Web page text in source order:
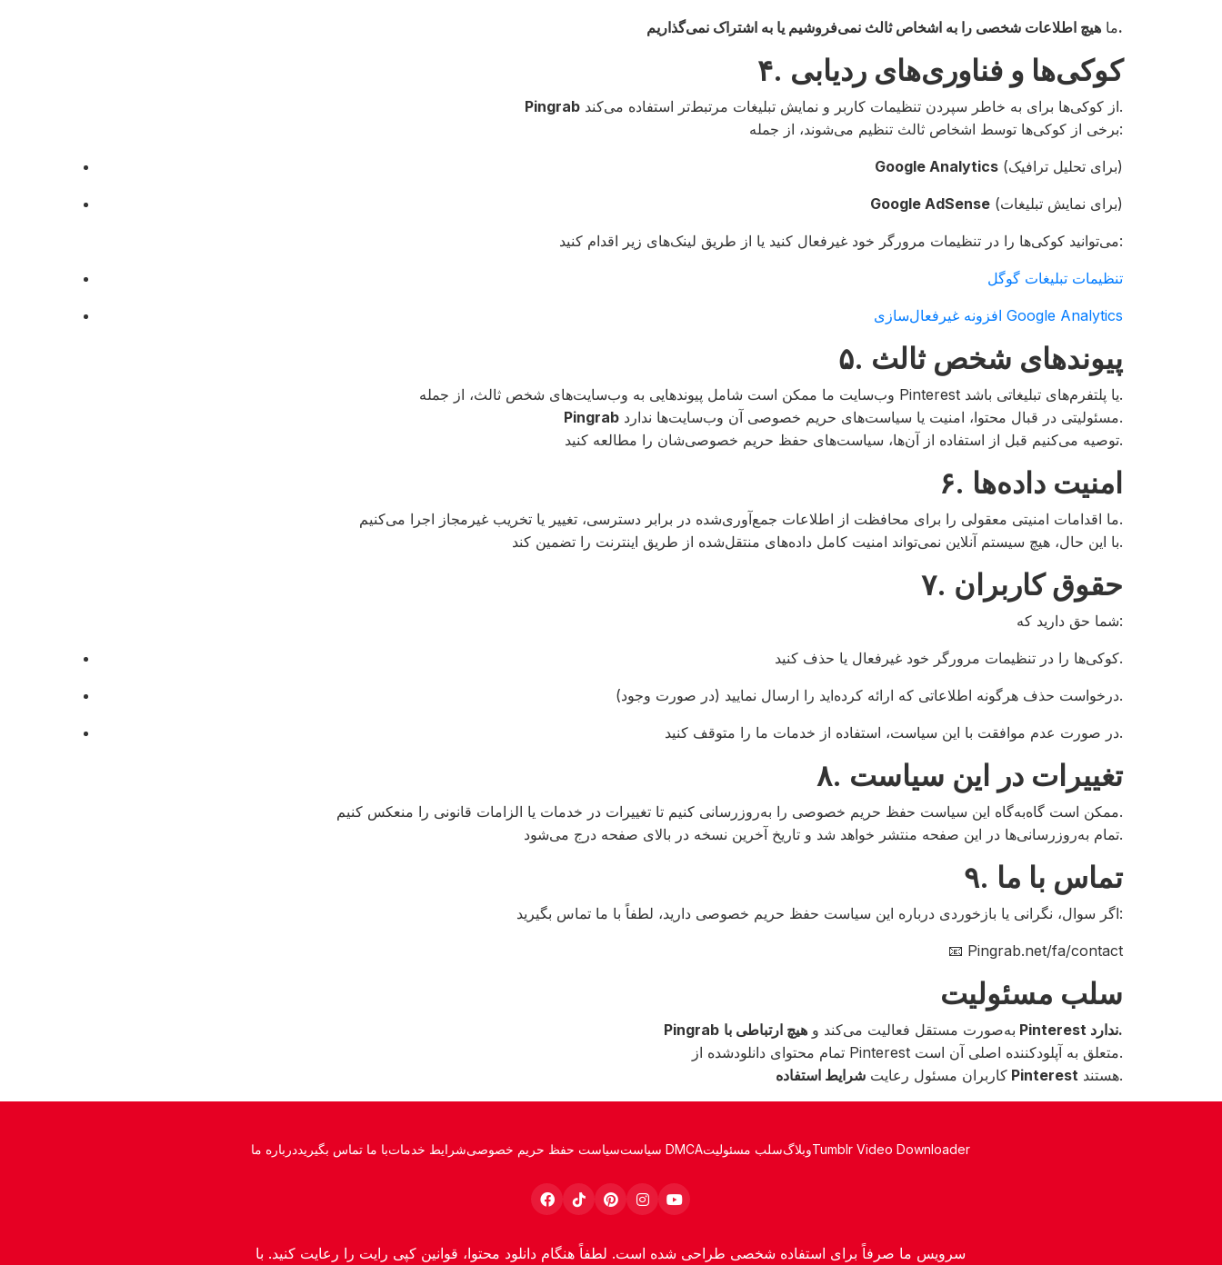
ماهیچ اطلاعات شخصی را به اشخاص ثالث نمی‌فروشیم یا به اشتراک نمی‌گذاریم.
۴. کوکی‌ها و فناوری‌های ردیابی
Pingrab
از کوکی‌ها برای به خاطر سپردن تنظیمات کاربر و نمایش تبلیغات مرتبط‌تر استفاده می‌کند.
برخی از کوکی‌ها توسط اشخاص ثالث تنظیم می‌شوند، از جمله:
Google Analytics (برای تحلیل ترافیک)
Google AdSense (برای نمایش تبلیغات)
می‌توانید کوکی‌ها را در تنظیمات مرورگر خود غیرفعال کنید یا از طریق لینک‌های زیر اقدام کنید:
تنظیمات تبلیغات گوگل
افزونه غیرفعال‌سازی Google Analytics
۵. پیوندهای شخص ثالث
وب‌سایت ما ممکن است شامل پیوندهایی به وب‌سایت‌های شخص ثالث، از جمله Pinterest یا پلتفرم‌های تبلیغاتی باشد.
Pingrab
مسئولیتی در قبال محتوا، امنیت یا سیاست‌های حریم خصوصی آن وب‌سایت‌ها ندارد.
توصیه می‌کنیم قبل از استفاده از آن‌ها، سیاست‌های حفظ حریم خصوصی‌شان را مطالعه کنید.
۶. امنیت داده‌ها
ما اقدامات امنیتی معقولی را برای محافظت از اطلاعات جمع‌آوری‌شده در برابر دسترسی، تغییر یا تخریب غیرمجاز اجرا می‌کنیم.
با این حال، هیچ سیستم آنلاین نمی‌تواند امنیت کامل داده‌های منتقل‌شده از طریق اینترنت را تضمین کند.
۷. حقوق کاربران
شما حق دارید که:
کوکی‌ها را در تنظیمات مرورگر خود غیرفعال یا حذف کنید.
درخواست حذف هرگونه اطلاعاتی که ارائه کرده‌اید را ارسال نمایید (در صورت وجود).
در صورت عدم موافقت با این سیاست، استفاده از خدمات ما را متوقف کنید.
۸. تغییرات در این سیاست
ممکن است گاه‌به‌گاه این سیاست حفظ حریم خصوصی را به‌روزرسانی کنیم تا تغییرات در خدمات یا الزامات قانونی را منعکس کنیم.
تمام به‌روزرسانی‌ها در این صفحه منتشر خواهد شد و تاریخ آخرین نسخه در بالای صفحه درج می‌شود.
۹. تماس با ما
اگر سوال، نگرانی یا بازخوردی درباره این سیاست حفظ حریم خصوصی دارید، لطفاً با ما تماس بگیرید:
📧 Pingrab.net/fa/contact
سلب مسئولیت
Pingrab به‌صورت مستقل فعالیت می‌کند و
هیچ ارتباطی با Pinterest ندارد.
تمام محتوای دانلودشده از Pinterest متعلق به آپلودکننده اصلی آن است.
کاربران مسئول رعایتشرایط استفاده Pinterest هستند.
درباره مابا ما تماس بگیریدشرایط خدماتسیاست حفظ حریم خصوصی سیاست DMCAسلب مسئولیتوبلاگTumblr Video Downloader
سرویس ما صرفاً برای استفاده شخصی طراحی شده است. لطفاً هنگام دانلود محتوا، قوانین کپی رایت را رعایت کنید. با